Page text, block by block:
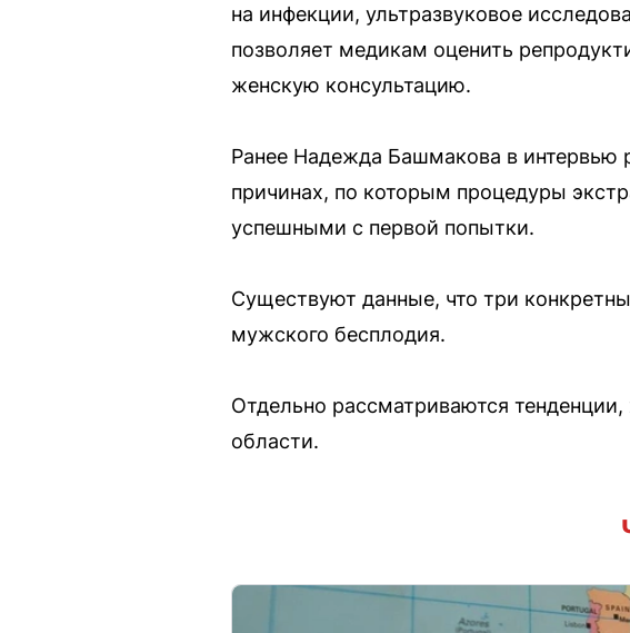
на инфекции, ультразвуковое
позволяет медикам оценить
женскую консультацию.
Ранее Надежда Башмакова в интервью
причинах, по которым процедуры
успешными с первой попытки.
Существуют данные, что три
мужского бесплодия.
Отдельно рассматриваются
области.